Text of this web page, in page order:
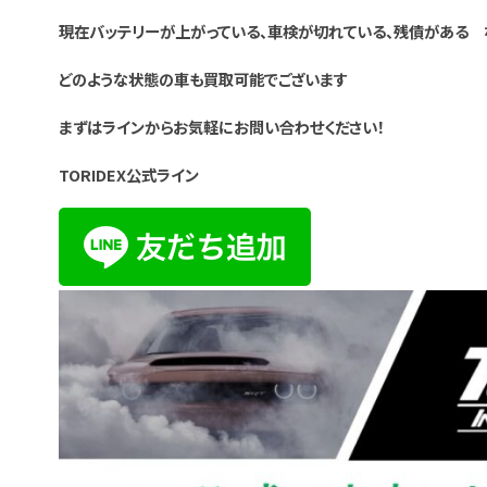
現在バッテリーが上がっている、車検が切れている、残債がある
どのような状態の車も買取可能でございます
まずはラインからお気軽にお問い合わせください！
TORIDEX公式ライン